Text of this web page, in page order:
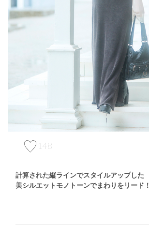
148
計算された縦ラインでスタイルアップした
美シルエットモノトーンでまわりをリード！